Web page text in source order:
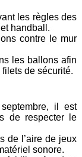
les règles des
handball.
contre le mur
les ballons afin
de sécurité.
il est
de respecter le
de l’aire de jeux
sonore.